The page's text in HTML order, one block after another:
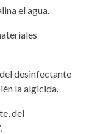
el agua.
desinfectante
la algicida.
del